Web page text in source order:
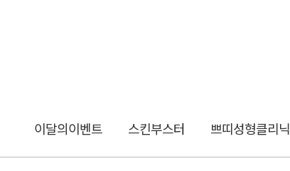
이달의이벤트 스킨부스터 쁘띠성형클리닉